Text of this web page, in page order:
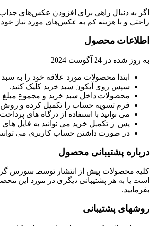
اگر به دنبال راهی برای افزودن عکس‌های
راحتی و با هزینه کم به عکس‌های مورد نیاز
اطلاعات محصول
به روز شده در 24 آگوست 2024
ابتدا محصولات مورد علاقه خود را به سبد
سپس روی آیکون سبد خرید کلیک کنید.
محصولات داخل سبد خرید و مجموع
فرم تسویه حساب را تکمیل کرده و روش
می توانید با استفاده از درگاه های
پس از تکمیل خرید می توانید به فایل
در صورت داشتن حساب کاربری می توانید
درباره پشتیبانی محصول
کلیه محصولات پیش از انتشار توسط سورس
است یا به هر پشتیبانی دیگری در مورد این
بفرمایید.
روشهای پشتیبانی